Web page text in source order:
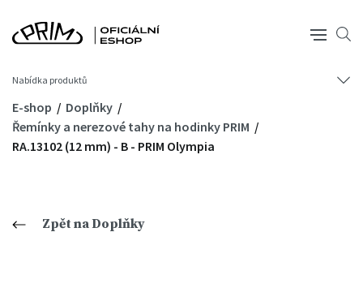
Nabídka produktů
E-shop
Doplňky
Řemínky a nerezové tahy na hodinky PRIM
RA.13102 (12 mm) - B - PRIM Olympia
Zpět na Doplňky